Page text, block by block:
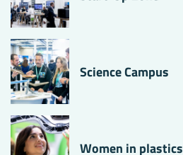
Science Campus
Women in plastics